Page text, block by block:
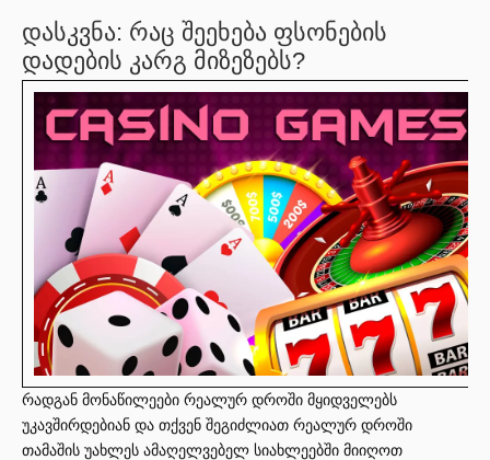
დასკვნა: რაც შეეხება ფსონების
დადების კარგ მიზეზებს?
რადგან მონაწილეები რეალურ დროში მყიდველებს
უკავშირდებიან და თქვენ შეგიძლიათ რეალურ დროში
თამაშის უახლეს ამაღელვებელ სიახლეებში მიიღოთ